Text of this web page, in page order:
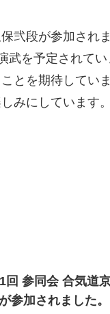
弐段が参加されま
を予定されてい
とを期待していま
みにしています。
回 参同会 合気道
参加されました。